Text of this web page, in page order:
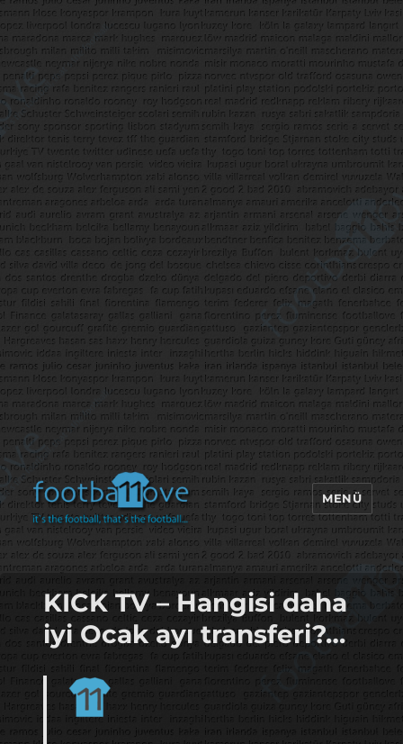
footbaLLove
MENÜ
KICK TV – Hangisi daha
iyi Ocak ayı transferi?…